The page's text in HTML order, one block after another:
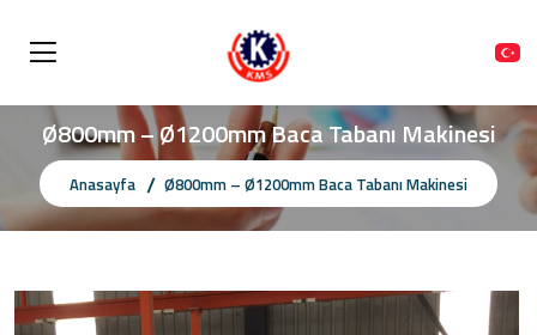
Ø800mm – Ø1200mm Baca Tabanı Makinesi
Anasayfa Ø800mm – Ø1200mm Baca Tabanı Makinesi